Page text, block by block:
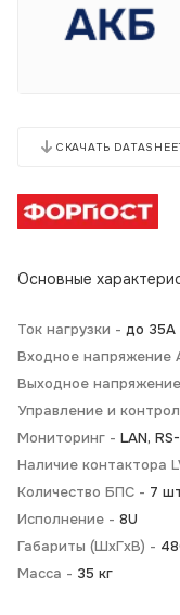
СКАЧАТЬ
Основные
Ток нагрузки - до 35А
Входное напряжение
Выходное
Управление и
Мониторинг - LAN,
Наличие контактора
Количество БПС - 7
Исполнение - 8U
Габариты (ШхГхВ) -
Масса - 35 кг